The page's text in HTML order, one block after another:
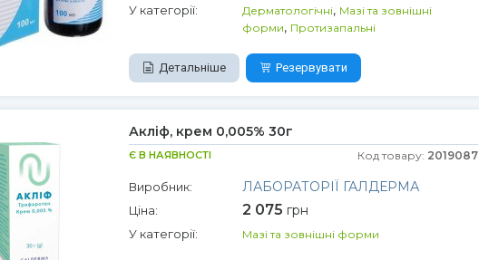
У категорії: Дерматологічні, Мазі та зовнішні
форми, Протизапальні
Детальніше Резервувати
Акліф, крем 0,005% 30г
Є В НАЯВНОСТІ Код товару: 2019087
Виробник: ЛАБОРАТОРІЇ ГАЛДЕРМА
Ціна: 2 075 грн
У категорії: Мазі та зовнішні форми